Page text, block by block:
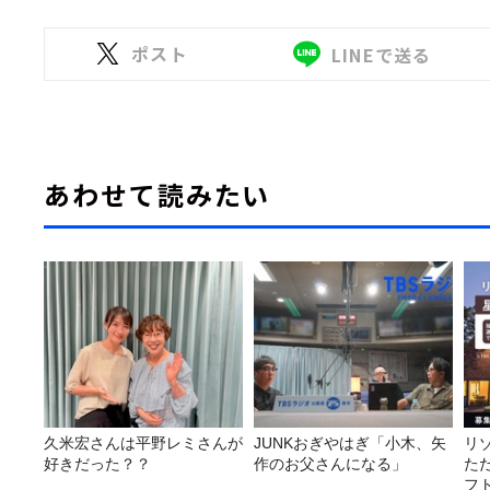
ポスト LINEで送る
あわせて読みたい
久米宏さんは平野レミさんが
好きだった？？
JUNKおぎやはぎ「小木、矢
作のお父さんになる」
リ
た
フ